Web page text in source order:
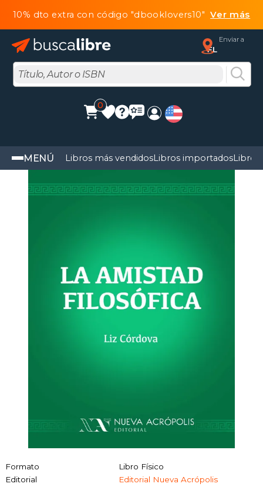
10% dto extra con código "dbooklovers10"Ver más
Enviar a
FL
0
MENÚ Libros más vendidosLibros importadosLibros
Formato
Libro Físico
Editorial
Editorial Nueva Acrópolis